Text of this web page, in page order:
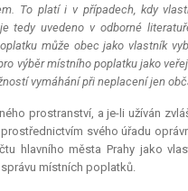
To platí i v případech, kdy
uvedeno v odborné
může obec jako vlastník
výběr místního poplatku jako
vymáhání při neplacení jen
prostranství, a je-li užíván
svého úřadu
hlavního města Prahy jako
místních poplatků.